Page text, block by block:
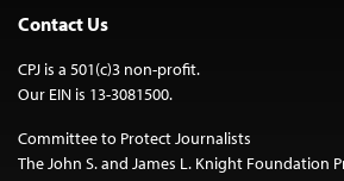
Contact Us
CPJ is a 501(c)3 non-profit.
Our EIN is 13-3081500.
Committee to Protect Journalists
The John S. and James L. Knight Foundation